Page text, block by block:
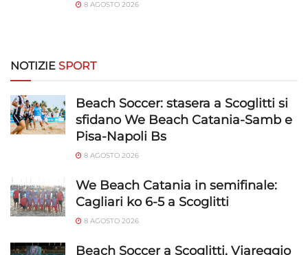
Utilizzare dati di geolocalizzazione precisi,
Garantire la sicurezza, prevenire e
e presentare pubblicità e contenuto,
Salvare e comunicare le scelte sulla
privacy.
Sempre attivo
8 AGOSTO 2026
NOTIZIE SPORT
Beach Soccer: stasera a Scoglitti si
sfidano We Beach Catania-Samb e
Pisa-Napoli Bs
8 AGOSTO 2026
We Beach Catania in semifinale:
Cagliari ko 6-5 a Scoglitti
8 AGOSTO 2026
Beach Soccer a Scoglitti, Viareggio